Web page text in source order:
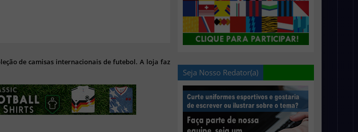
de camisas internacionais de futebol. A loja faz
Seja Nosso Redator(a)